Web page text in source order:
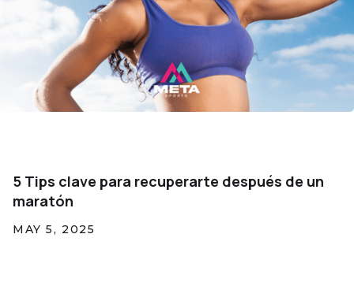
5 Tips clave para recuperarte después de un
maratón
MAY 5, 2025